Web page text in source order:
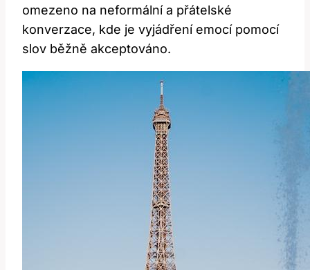
omezeno na neformální a přátelské
konverzace, kde je vyjádření emocí pomocí
slov běžně akceptováno.